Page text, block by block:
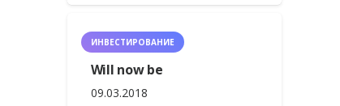
ИНВЕСТИРОВАНИЕ
Will now be
09.03.2018